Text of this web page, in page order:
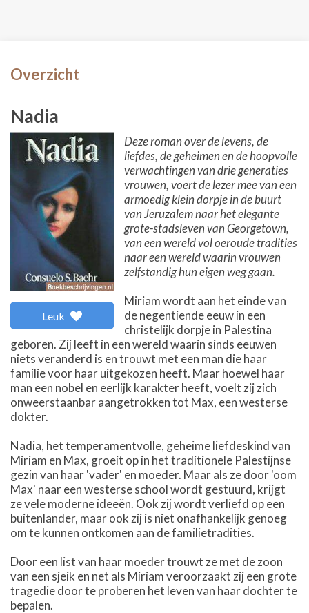
Overzicht
Nadia
Leuk
Deze roman over de levens, de
liefdes, de geheimen en de hoopvolle
verwachtingen van drie generaties
vrouwen, voert de lezer mee van een
armoedig klein dorpje in de buurt
van Jeruzalem naar het elegante
grote-stadsleven van Georgetown,
van een wereld vol oeroude tradities
naar een wereld waarin vrouwen
zelfstandig hun eigen weg gaan.
Miriam wordt aan het einde van
de negentiende eeuw in een
christelijk dorpje in Palestina
geboren. Zij leeft in een wereld waarin sinds eeuwen
niets veranderd is en trouwt met een man die haar
familie voor haar uitgekozen heeft. Maar hoewel haar
man een nobel en eerlijk karakter heeft, voelt zij zich
onweerstaanbar aangetrokken tot Max, een westerse
dokter.
Nadia, het temperamentvolle, geheime liefdeskind van
Miriam en Max, groeit op in het traditionele Palestijnse
gezin van haar 'vader' en moeder. Maar als ze door 'oom
Max' naar een westerse school wordt gestuurd, krijgt
ze vele moderne ideeën. Ook zij wordt verliefd op een
buitenlander, maar ook zij is niet onafhankelijk genoeg
om te kunnen ontkomen aan de familietradities.
Door een list van haar moeder trouwt ze met de zoon
van een sjeik en net als Miriam veroorzaakt zij een grote
tragedie door te proberen het leven van haar dochter te
bepalen.